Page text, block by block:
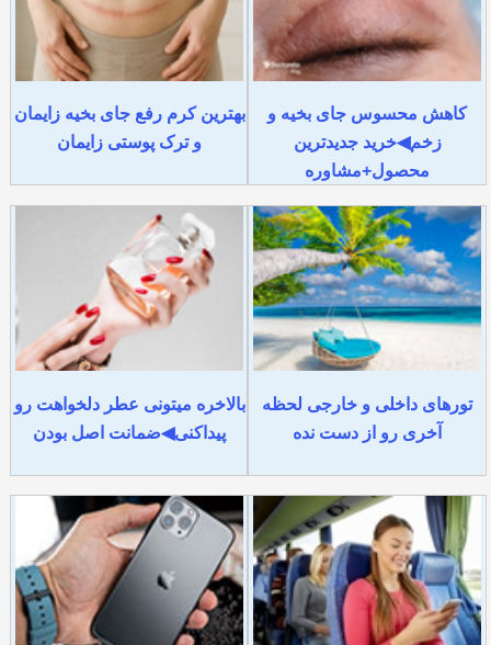
کاهش محسوس جای بخیه و
زخم◀خرید جدیدترین
محصول+مشاوره
بهترین کرم رفع جای بخیه زایمان
و ترک پوستی زایمان
تورهای داخلی و خارجی لحظه
آخری رو از دست نده
بالاخره میتونی عطر دلخواهت رو
پیداکنی◀ضمانت اصل بودن